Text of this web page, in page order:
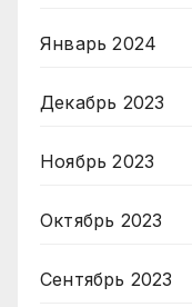
Январь 2024
Декабрь 2023
Ноябрь 2023
Октябрь 2023
Сентябрь 2023